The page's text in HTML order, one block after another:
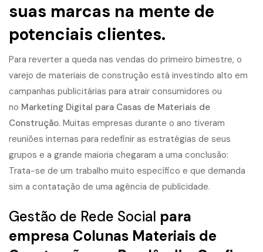
suas marcas na mente de
potenciais clientes.
Para reverter a queda nas vendas do primeiro bimestre, o
varejo de materiais de construção está investindo alto em
campanhas publicitárias para atrair consumidores ou
no Marketing Digital para Casas de Materiais de
Construção. Muitas empresas durante o ano tiveram
reuniões internas para redefinir as estratégias de seus
grupos e a grande maioria chegaram a uma conclusão:
Trata-se de um trabalho muito específico e que demanda
sim a contatação de uma agência de publicidade.
Gestão de Rede Social para
empresa Colunas Materiais de